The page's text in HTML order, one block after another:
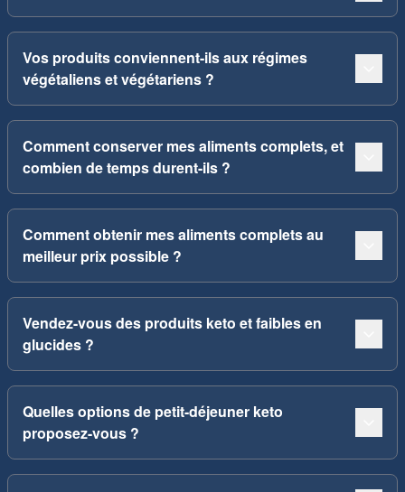
Vos produits conviennent-ils aux régimes
végétaliens et végétariens ?
Comment conserver mes aliments complets, et
combien de temps durent-ils ?
Comment obtenir mes aliments complets au
meilleur prix possible ?
Vendez-vous des produits keto et faibles en
glucides ?
Quelles options de petit-déjeuner keto
proposez-vous ?